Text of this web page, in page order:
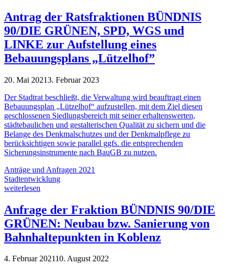
Antrag der Ratsfraktionen BÜNDNIS
90/DIE GRÜNEN, SPD, WGS und
LINKE zur Aufstellung eines
Bebauungsplans „Lützelhof”
20. Mai 20213. Februar 2023
Der Stadtrat beschließt, die Verwaltung wird beauftragt einen
Bebauungsplan „Lützelhof“ aufzustellen, mit dem Ziel diesen
geschlossenen Siedlungsbereich mit seiner erhaltenswerten,
städtebaulichen und gestalterischen Qualität zu sichern und die
Belange des Denkmalschutzes und der Denkmalpflege zu
berücksichtigen sowie parallel ggfs. die entsprechenden
Sicherungsinstrumente nach BauGB zu nutzen.
Anträge und Anfragen 2021
Stadtentwicklung
weiterlesen
Anfrage der Fraktion BÜNDNIS 90/DIE
GRÜNEN: Neubau bzw. Sanierung von
Bahnhaltepunkten in Koblenz
4. Februar 202110. August 2022